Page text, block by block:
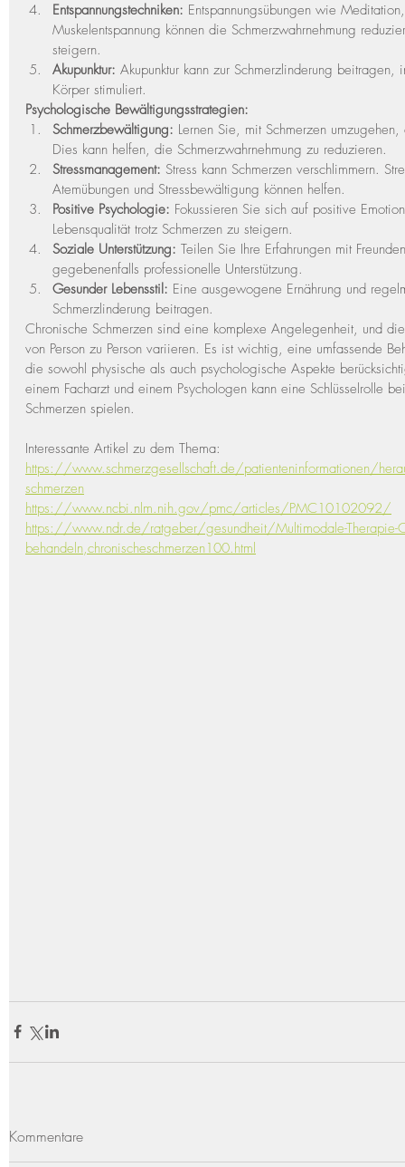
Entspannungstechniken: Entspannungsübungen wie
Muskelentspannung können die Schmerzwahrnehmung
steigern.
Akupunktur: Akupunktur kann zur Schmerzlinderung
Körper stimuliert.
Psychologische Bewältigungsstrategien:
Schmerzbewältigung: Lernen Sie, mit Schmerzen
Dies kann helfen, die Schmerzwahrnehmung zu reduzieren.
Stressmanagement: Stress kann Schmerzen verschlimmern.
Atemübungen und Stressbewältigung können helfen.
Positive Psychologie: Fokussieren Sie sich auf positive
Lebensqualität trotz Schmerzen zu steigern.
Soziale Unterstützung: Teilen Sie Ihre Erfahrungen mit
gegebenenfalls professionelle Unterstützung.
Gesunder Lebensstil: Eine ausgewogene Ernährung und
Schmerzlinderung beitragen.
Chronische Schmerzen sind eine komplexe Angelegenheit, und
von Person zu Person variieren. Es ist wichtig, eine umfassende
die sowohl physische als auch psychologische Aspekte
einem Facharzt und einem Psychologen kann eine Schlüsselrolle
Schmerzen spielen.
Interessante Artikel zu dem Thema:
https://www.schmerzgesellschaft.de/patienteninformationen/
schmerzen
https://www.ncbi.nlm.nih.gov/pmc/articles/PMC10102092/
https://www.ndr.de/ratgeber/gesundheit/Multimodale-Therapie-
behandeln,chronischeschmerzen100.html
Kommentare